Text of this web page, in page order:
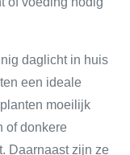
daglicht in huis
een ideale
moeilijk
of donkere
Daarnaast zijn ze